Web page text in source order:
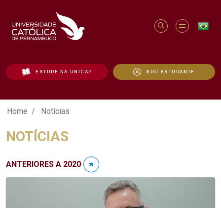
ESTUDE NA UNICAP SOU ESTUDANTE
Notícias - Unicap
Home Notícias
NOTÍCIAS
ANTERIORES A 2020